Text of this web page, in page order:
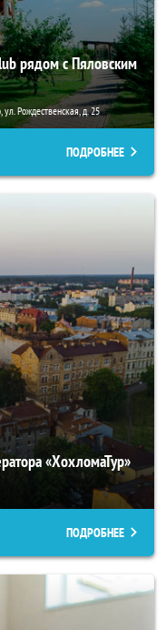
рядом с Пяловским
Рождественская, д. 25
ПОДРОБНЕЕ
«ХохломаТур»
ПОДРОБНЕЕ